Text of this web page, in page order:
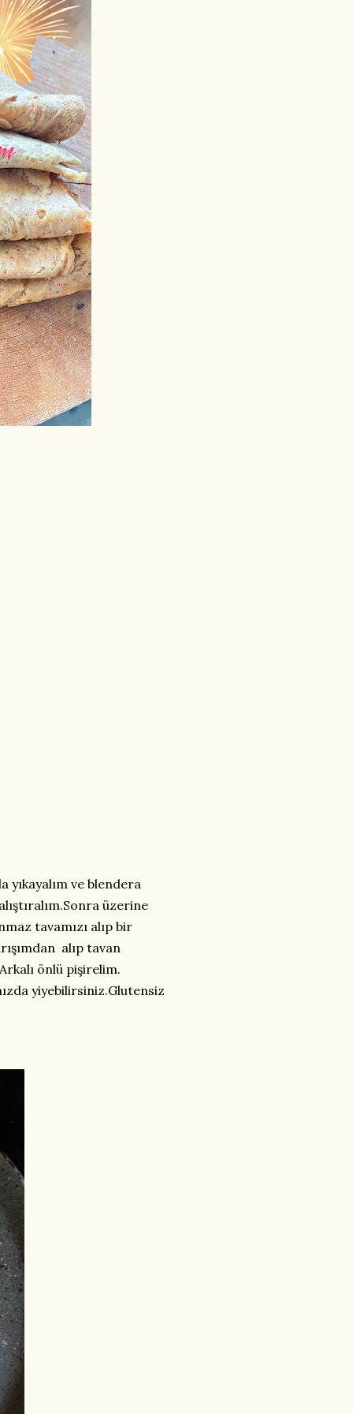
yıkayalım ve blendera
üzerine
tavamızı alıp bir
alıp tavan
önlü pişirelim.
yiyebilirsiniz.Glutensiz